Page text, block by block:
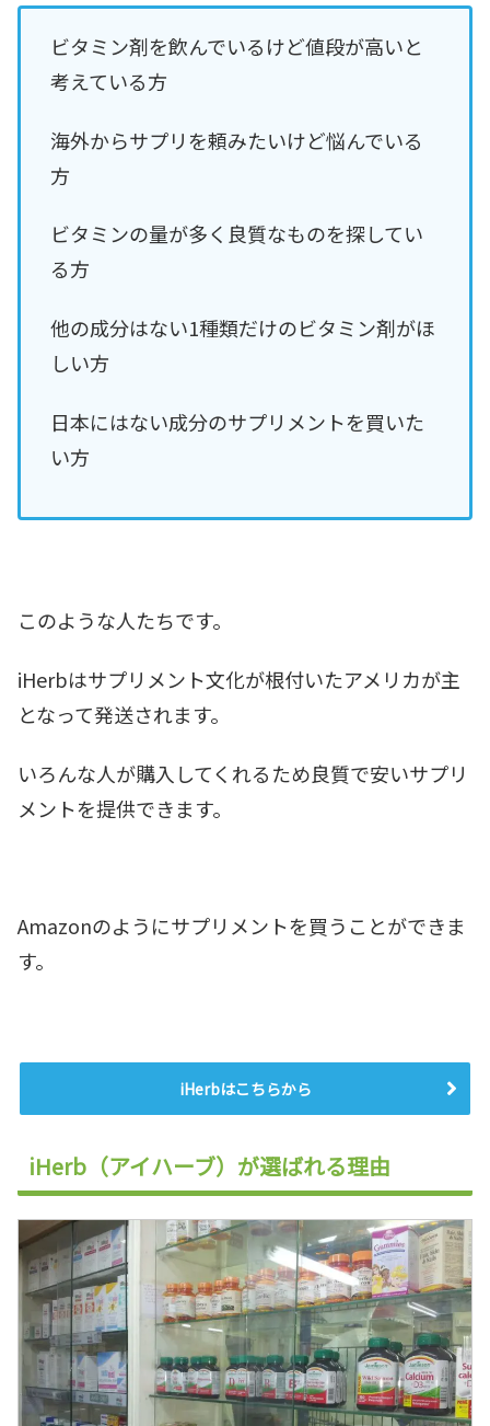
ビタミン剤を飲んでいるけど値段が高いと
考えている方
海外からサプリを頼みたいけど悩んでいる
方
ビタミンの量が多く良質なものを探してい
る方
他の成分はない1種類だけのビタミン剤がほ
しい方
日本にはない成分のサプリメントを買いた
い方
このような人たちです。
iHerbはサプリメント文化が根付いたアメリカが主
となって発送されます。
いろんな人が購入してくれるため良質で安いサプリ
メントを提供できます。
Amazonのようにサプリメントを買うことができま
す。
iHerbはこちらから
iHerb（アイハーブ）が選ばれる理由